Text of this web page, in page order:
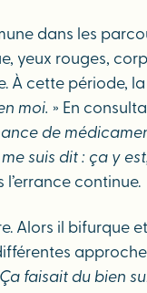
dans les
rouges,
À cette période,
moi. » En
de
suis dit : ça y
l’errance continue.
Alors il bifurque
Ça faisait du bien